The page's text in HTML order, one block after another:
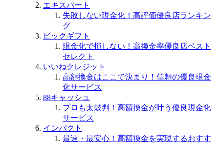
エキスパート
失敗しない現金化！高評価優良店ランキン
グ
ビックギフト
現金化で損しない！高換金率優良店ベスト
セレクト
いいねクレジット
高額換金はここで決まり！信頼の優良現金
化サービス
88キャッシュ
プロも太鼓判！高額換金が叶う優良現金化
サービス
インパクト
最速・最安心！高額換金を実現するおすす